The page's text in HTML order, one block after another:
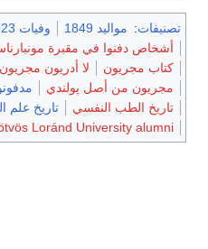
تصنيفات: مواليد 1849 وفيات 1923
أشخاص دفنوا في مقبرة
كتاب مجريون
لا أدريون مجريون
مجريون من أصل پولندي
تاريخ الطب النفسي
تاريخ علم
Loránd University alumni